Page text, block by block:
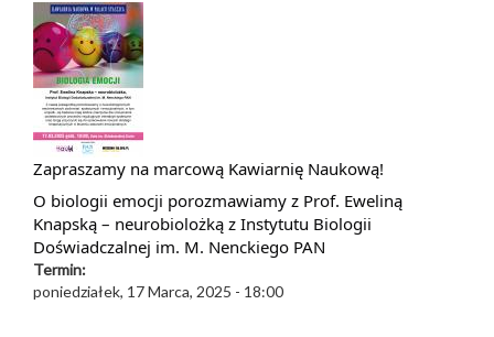
Zapraszamy na marcową Kawiarnię Naukową!
O biologii emocji porozmawiamy z Prof. Eweliną
Knapską – neurobiolożką z Instytutu Biologii
Doświadczalnej im. M. Nenckiego PAN
Termin:
poniedziałek, 17 Marca, 2025 - 18:00